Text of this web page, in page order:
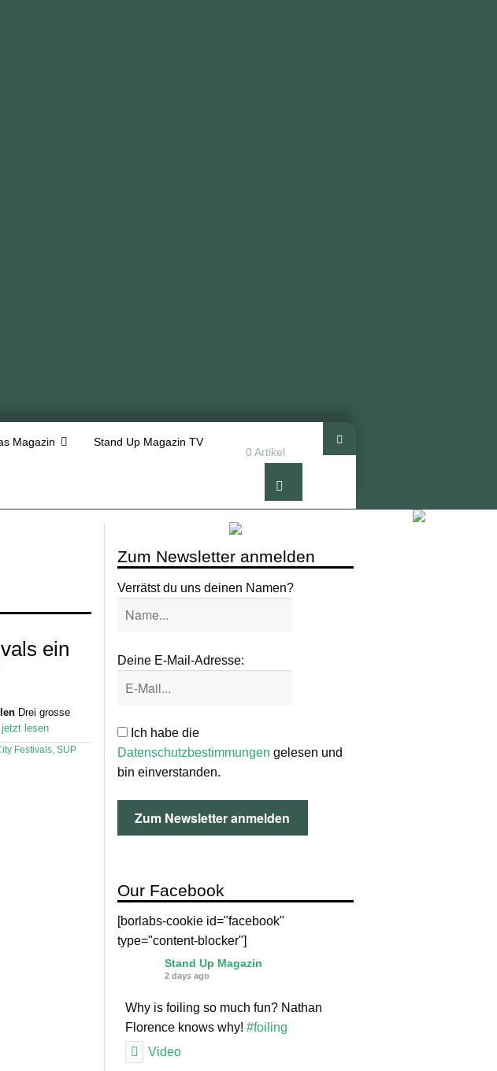
Magazin Stand Up Magazin TV
0 Artikel
Zum Newsletter anmelden
Verrätst du uns deinen Namen?
Deine E-Mail-Adresse:
Ich habe die
Datenschutzbestimmungen gelesen und
bin einverstanden.
Our Facebook
[borlabs-cookie id="facebook"
type="content-blocker"]
Stand Up Magazin
2 days ago
Why is foiling so much fun? Nathan
Florence knows why! #foiling
Video
ein
Drei grosse
jetzt lesen
Festivals SUP